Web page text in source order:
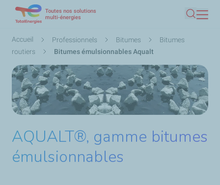
contenu
principal
Toutes nos solutions
multi-énergies
Fil
d'Ariane
Accueil Professionnels Bitumes
Bitumes
routiers
Bitumes émulsionnables Aqualt
AQUALT®, gamme bitumes
émulsionnables